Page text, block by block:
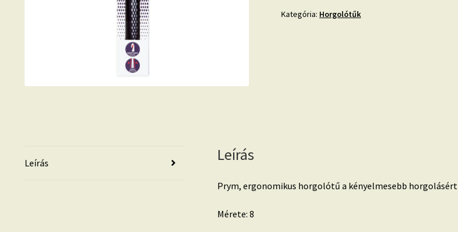
mennyiség
Kategória: Horgolótűk
Leírás Leírás
Prym, ergonomikus horgolótű a kényelmesebb horgolásért
Mérete: 8